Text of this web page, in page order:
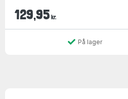
129,95 kr.
På lager